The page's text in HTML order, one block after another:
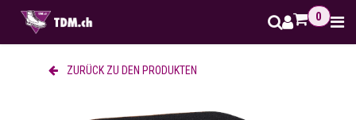
0
ZURÜCK ZU DEN PRODUKTEN